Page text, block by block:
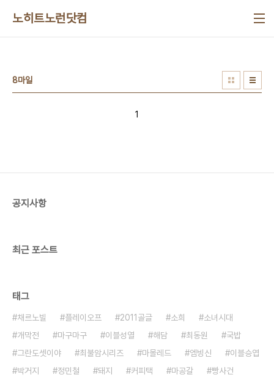
노히트노런닷컴
8마일
1
공지사항
최근 포스트
태그
채르노빌 플레이오프 2011골글 소희
소녀시대
개막전
마구마구 이블성열 해담 최동원
국밥
그란도셋이야
최불암시리즈 마몰레드 엠빙신
이블승엽
박거지
정민철 돼지 커피택 마공갈
빵사건